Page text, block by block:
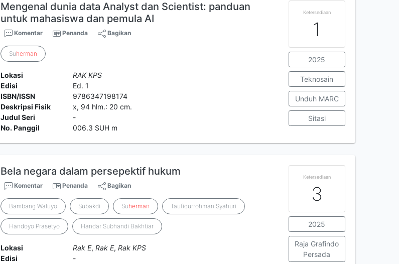
Mengenal dunia data Analyst dan Scientist: panduan
untuk mahasiswa dan pemula AI
Komentar Penanda Bagikan
Suherman
Lokasi
RAK KPS
Edisi
Ed. 1
ISBN/ISSN
9786347198174
Deskripsi Fisik
x, 94 hlm.: 20 cm.
Judul Seri
-
No. Panggil
006.3 SUH m
Ketersediaan
1
2025
Teknosain
Unduh MARC
Sitasi
Bela negara dalam persepektif hukum
Komentar Penanda Bagikan
Bambang Waluyo Subakdi Suherman Taufiqurrohman Syahuri
Handoyo Prasetyo Handar Subhandi Bakhtiar
Lokasi Rak E, Rak E, Rak KPS
Edisi
-
Ketersediaan
3
2025
Raja Grafindo
Persada